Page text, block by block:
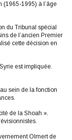
(1965-1995) à l’âge
du Tribunal spécial
de l’ancien Premier
cette décision en
est impliquée.
sein de la fonction
de la Shoah ».
Olmert de